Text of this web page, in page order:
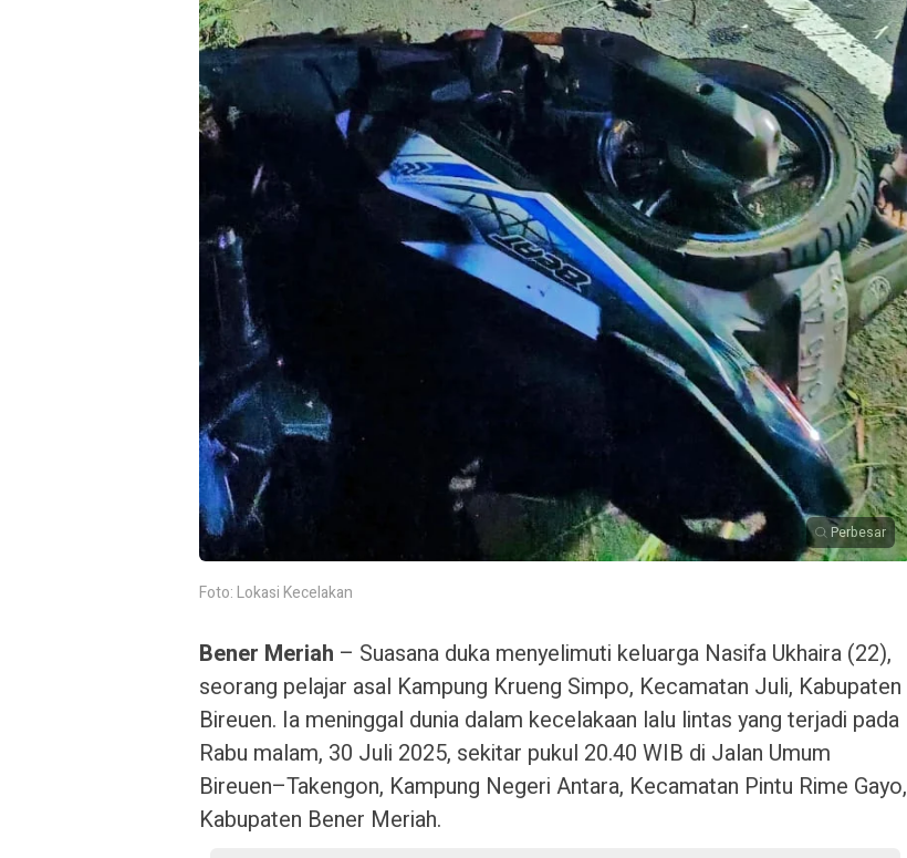
Perbesar
Foto: Lokasi Kecelakan
Bener Meriah – Suasana duka menyelimuti keluarga Nasifa Ukhaira (22),
seorang pelajar asal Kampung Krueng Simpo, Kecamatan Juli, Kabupaten
Bireuen. Ia meninggal dunia dalam kecelakaan lalu lintas yang terjadi pada
Rabu malam, 30 Juli 2025, sekitar pukul 20.40 WIB di Jalan Umum
Bireuen–Takengon, Kampung Negeri Antara, Kecamatan Pintu Rime Gayo,
Kabupaten Bener Meriah.